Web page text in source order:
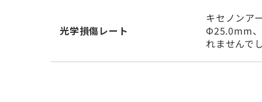
光学損傷レート
キセノンア
Φ25.0mm、
れませんで